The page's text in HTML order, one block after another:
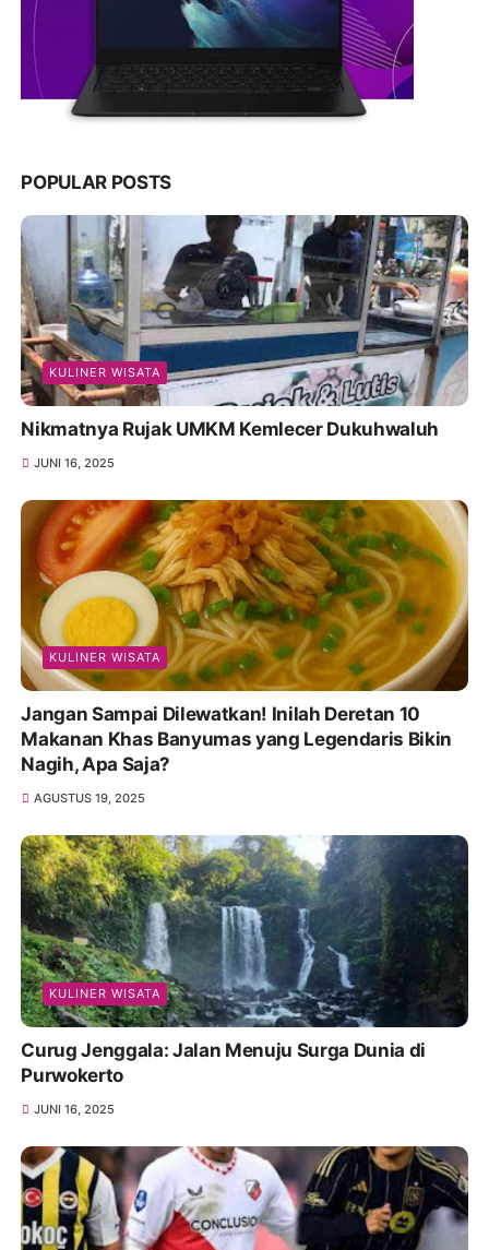
POPULAR POSTS
KULINER WISATA
Nikmatnya Rujak UMKM Kemlecer Dukuhwaluh
JUNI 16, 2025
KULINER WISATA
Jangan Sampai Dilewatkan! Inilah Deretan 10
Makanan Khas Banyumas yang Legendaris Bikin
Nagih, Apa Saja?
AGUSTUS 19, 2025
KULINER WISATA
Curug Jenggala: Jalan Menuju Surga Dunia di
Purwokerto
JUNI 16, 2025